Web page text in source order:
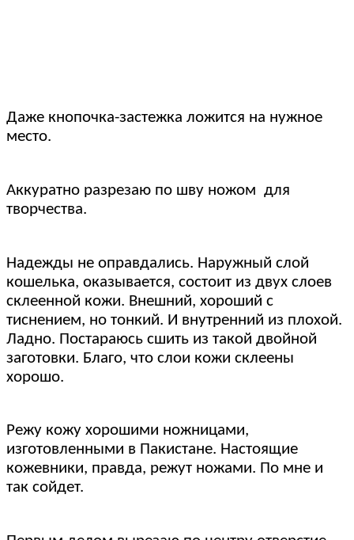
Даже кнопочка-застежка ложится на нужное
место.
Аккуратно разрезаю по шву ножом для
творчества.
Надежды не оправдались. Наружный слой
кошелька, оказывается, состоит из двух слоев
склеенной кожи. Внешний, хороший с
тиснением, но тонкий. И внутренний из плохой.
Ладно. Постараюсь сшить из такой двойной
заготовки. Благо, что слои кожи склеены
хорошо.
Режу кожу хорошими ножницами,
изготовленными в Пакистане. Настоящие
кожевники, правда, режут ножами. По мне и
так сойдет.